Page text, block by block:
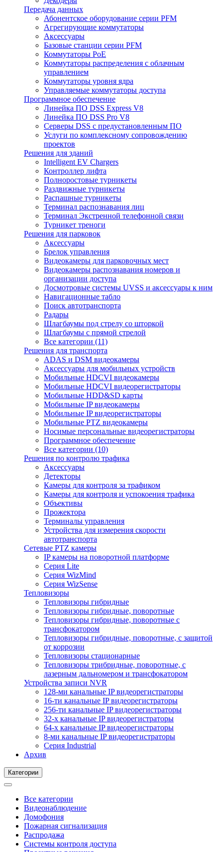
Передача данных
Абонентское оборудование серии PFM
Агрегирующие коммутаторы
Аксессуары
Базовые станции серии PFM
Коммутаторы PoE
Коммутаторы распределения с облачным
управлением
Коммутаторы уровня ядра
Управляемые коммутаторы доступа
Программное обеспечение
Линейка ПО DSS Express V8
Линейка ПО DSS Pro V8
Серверы DSS с предустановленным ПО
Услуги по комплексному сопровождению
проектов
Решения для зданий
Intelligent EV Chargers
Контроллер лифта
Полноростовые турникеты
Раздвижные турникеты
Распашные турникеты
Терминал распознавания лиц
Терминал Экстренной телефонной связи
Турникет треноги
Решения для парковок
Аксессуары
Брелок управления
Видеокамеры для парковочных мест
Видеокамеры распознавания номеров и
организации доступа
Досмотровые системы UVSS и аксессуары к ним
Навигационные табло
Поиск автотранспорта
Радары
Шлагбаумы под стрелу со шторкой
Шлагбаумы с прямой стрелой
Все категории (11)
Решения для транспорта
ADAS и DSM видеокамеры
Аксессуары для мобильных устройств
Мобильные HDCVI видеокамеры
Мобильные HDCVI видеорегистраторы
Мобильные HDD&SD карты
Мобильные IP видеокамеры
Мобильные IP видеорегистраторы
Мобильные PTZ видеокамеры
Носимые персональные видеорегистраторы
Программное обеспечение
Все категории (10)
Решения по контролю трафика
Аксессуары
Детекторы
Камеры для контроля за трафиком
Камеры для контроля и успокоения трафика
Объективы
Прожектора
Терминалы управления
Устройства для измерения скорости
автотранспорта
Сетевые PTZ камеры
IP камеры на поворотной платформе
Серия Lite
Серия WizMind
Серия WizSense
Тепловизоры
Тепловизоры гибридные
Тепловизоры гибридные, поворотные
Тепловизоры гибридные, поворотные с
трансфокатором
Тепловизоры гибридные, поворотные, с защитой
от коррозии
Тепловизоры стационарные
Тепловизоры трибридные, поворотные, с
лазерным дальномером и трансфокатором
Устройства записи NVR
128-ми канальные IP видеорегистраторы
16-ти канальные IP видеорегистраторы
256-ти канальные IP видеорегистраторы
32-х канальные IP видеорегистраторы
64-х канальные IP видеорегистраторы
8-ми канальные IP видеорегистраторы
Серия Industrial
Архив
Категории
Все категории
Видеонаблюдение
Домофония
Пожарная сигнализация
Распродажа
Системы контроля доступа